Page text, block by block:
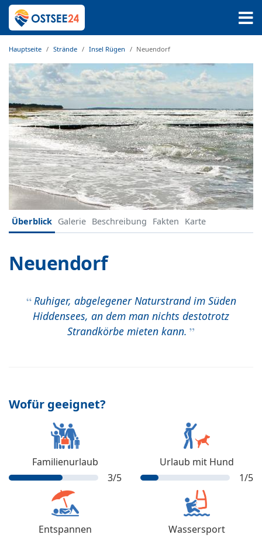
Hauptseite Strände Insel Rügen Neuendorf
Überblick Galerie Beschreibung Fakten Karte
Neuendorf
Ruhiger, abgelegener Naturstrand im Süden
Hiddensees, an dem man nichts destotrotz
Strandkörbe mieten kann.
Wofür geeignet?
Familienurlaub
3/5
Urlaub mit Hund
1/5
Entspannen
Wassersport